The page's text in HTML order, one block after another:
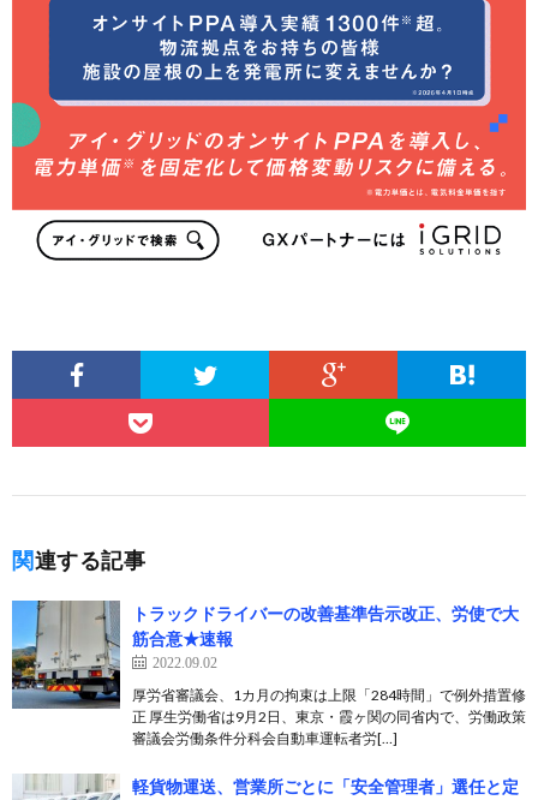
関連する記事
トラックドライバーの改善基準告示改正、労使で大
筋合意★速報
2022.09.02
厚労省審議会、1カ月の拘束は上限「284時間」で例外措置修
正 厚生労働省は9月2日、東京・霞ヶ関の同省内で、労働政策
審議会労働条件分科会自動車運転者労[…]
軽貨物運送、営業所ごとに「安全管理者」選任と定